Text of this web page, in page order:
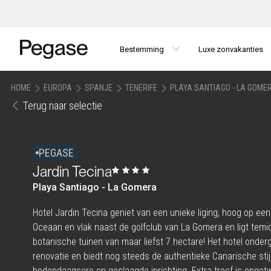
Bestemming Luxe zonvakanties
HOME EUROPA SPANJE TENERIFE PLAYA SANTIAGO - LA
Terug naar selectie
PEGASE
Jardin Tecina
Playa Santiago - La Gomera
Hotel Jardin Tecina geniet van een unieke liging, hoog op
Oceaan en vlak naast de golfclub van La Gomera en ligt
botanische tuinen van maar liefst 7 hectare! Het hotel
renovatie en biedt nog steeds de authentieke Canarische